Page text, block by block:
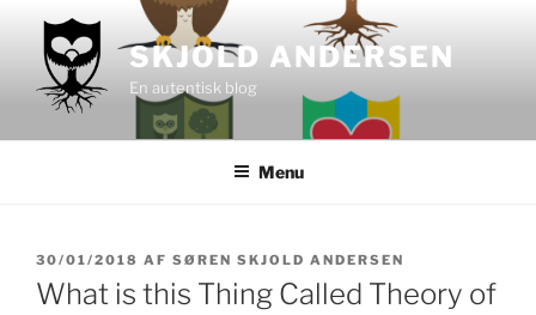
indhold
SKJOLD ANDERSEN
En autentisk blog
Menu
UDGIVET
DEN
30/01/2018 AF SØREN SKJOLD ANDERSEN
What is this Thing Called Theory of